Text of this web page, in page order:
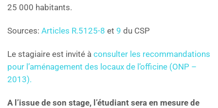
25 000 habitants.
Sources: Articles R.5125-8 et 9 du CSP
Le stagiaire est invité à consulter les recommandations
pour l’aménagement des locaux de l’officine (ONP –
2013).
A l’issue de son stage, l’étudiant sera en mesure de